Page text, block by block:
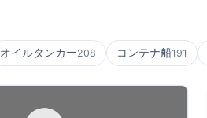
オイルタンカー208 コンテナ船191